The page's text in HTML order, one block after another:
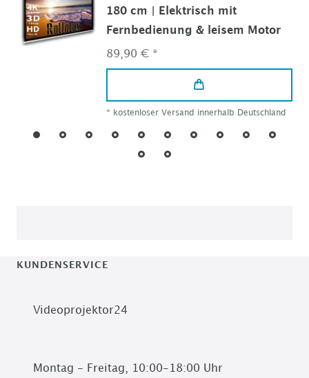
180 cm | Elektrisch mit
Fernbedienung & leisem Motor
89,90 € *
* kostenloser Versand innerhalb Deutschland
KUNDENSERVICE
Videoprojektor24
Montag - Freitag, 10:00-18:00 Uhr